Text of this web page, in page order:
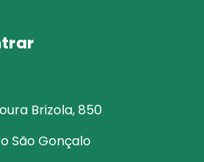
Brizola, 850
São Gonçalo